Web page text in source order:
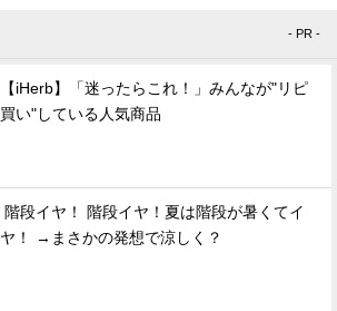
- PR -
【iHerb】「迷ったらこれ！」みんなが"リピ
買い"している人気商品
階段イヤ！ 階段イヤ！夏は階段が暑くてイ
ヤ！ →まさかの発想で涼しく？